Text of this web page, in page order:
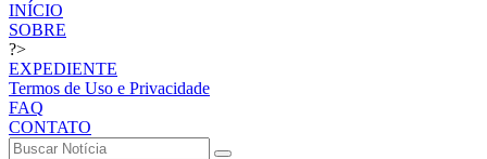
INÍCIO
SOBRE
?>
EXPEDIENTE
Termos de Uso e Privacidade
FAQ
CONTATO